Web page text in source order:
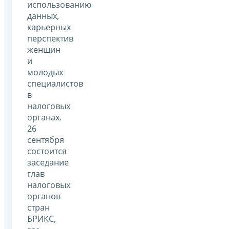
использованию
данных,
карьерных
перспектив
женщин
и
молодых
специалистов
в
налоговых
органах.
26
сентября
состоится
заседание
глав
налоговых
органов
стран
БРИКС,